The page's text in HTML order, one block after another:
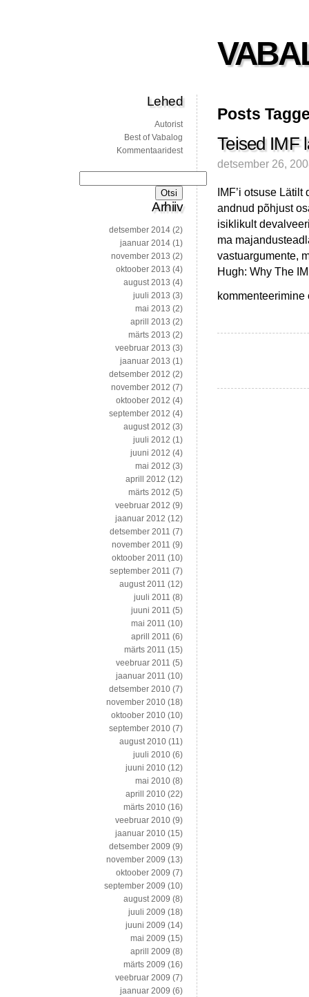
Posts
Teised IMF
detsember 26,
IMF’i otsuse
andnud põhjust
isiklikult
ma
vastuargumente,
Hugh: Why The
Teised
Lätis
Lehed
Autorist
Best of Vabalog
Kommentaaridest
Arhiiv
detsember 2014 (2)
jaanuar 2014 (1)
november 2013 (2)
oktoober 2013 (4)
august 2013 (4)
juuli 2013 (3)
mai 2013 (2)
aprill 2013 (2)
märts 2013 (2)
veebruar 2013 (3)
jaanuar 2013 (1)
detsember 2012 (2)
november 2012 (7)
oktoober 2012 (4)
september 2012 (4)
august 2012 (3)
juuli 2012 (1)
juuni 2012 (4)
mai 2012 (3)
aprill 2012 (12)
märts 2012 (5)
veebruar 2012 (9)
jaanuar 2012 (12)
detsember 2011 (7)
november 2011 (9)
oktoober 2011 (10)
september 2011 (7)
august 2011 (12)
juuli 2011 (8)
juuni 2011 (5)
mai 2011 (10)
aprill 2011 (6)
märts 2011 (15)
veebruar 2011 (5)
jaanuar 2011 (10)
detsember 2010 (7)
november 2010 (18)
oktoober 2010 (10)
september 2010 (7)
august 2010 (11)
juuli 2010 (6)
juuni 2010 (12)
mai 2010 (8)
aprill 2010 (22)
märts 2010 (16)
veebruar 2010 (9)
jaanuar 2010 (15)
detsember 2009 (9)
november 2009 (13)
oktoober 2009 (7)
september 2009 (10)
august 2009 (8)
juuli 2009 (18)
juuni 2009 (14)
mai 2009 (15)
aprill 2009 (8)
märts 2009 (16)
veebruar 2009 (7)
jaanuar 2009 (6)